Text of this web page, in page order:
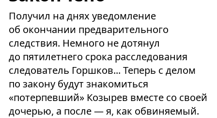
Получил на днях уведомление
об окончании предварительного
следствия. Немного не дотянул
до пятилетнего срока расследования
следователь Горшков... Теперь с делом
по закону будут знакомиться
«потерпевший» Козырев вместе со своей
дочерью, а после — я, как обвиняемый.